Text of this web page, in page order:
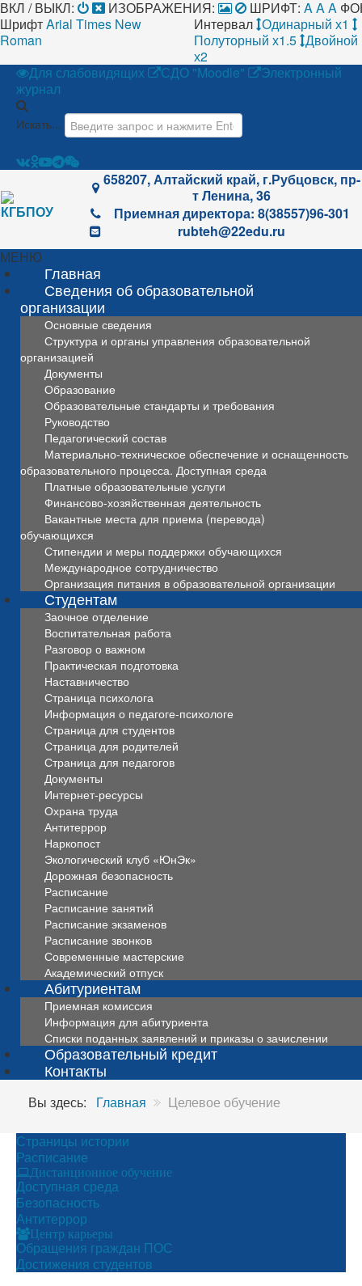
ВКЛ / ВЫКЛ: ИЗОБРАЖЕНИЯ: ШРИФТ: AAA
ШрифтArial Times New
Roman
Интервал Одинарный х1
Полуторный х1.5 Двойной
х2
Для слабовидящих
СДО "Moodle"
Электронный
журнал
Искать...
658207, Алтайский край, г.Рубцовск, пр-
т Ленина, 36
Приемная директора: 8(38557)96-301
rubteh@22edu.ru
МЕНЮ
Главная
Сведения об образовательной
организации
Основные сведения
Структура и органы управления образовательной
организацией
Документы
Образование
Образовательные стандарты и требования
Руководство
Педагогический состав
Материально-техническое обеспечение и оснащенность
образовательного процесса. Доступная среда
Платные образовательные услуги
Финансово-хозяйственная деятельность
Вакантные места для приема (перевода)
обучающихся
Стипендии и меры поддержки обучающихся
Международное сотрудничество
Организация питания в образовательной организации
Студентам
Заочное отделение
Воспитательная работа
Разговор о важном
Практическая подготовка
Наставничество
Страница психолога
Информация о педагоге-психологе
Страница для студентов
Страница для родителей
Страница для педагогов
Документы
Интернет-ресурсы
Охрана труда
Антитеррор
Наркопост
Экологический клуб «ЮнЭк»
Дорожная безопасность
Расписание
Расписание занятий
Расписание экзаменов
Расписание звонков
Современные мастерские
Академический отпуск
Абитуриентам
Приемная комиссия
Информация для абитуриента
Списки поданных заявлений и приказы о зачислении
Образовательный кредит
Контакты
Вы здесь: Главная Целевое обучение
Страницы истории
Расписание
Дистанционное обучение
Доступная среда
Безопасность
Антитеррор
Центр карьеры
Обращения граждан ПОС
Достижения студентов